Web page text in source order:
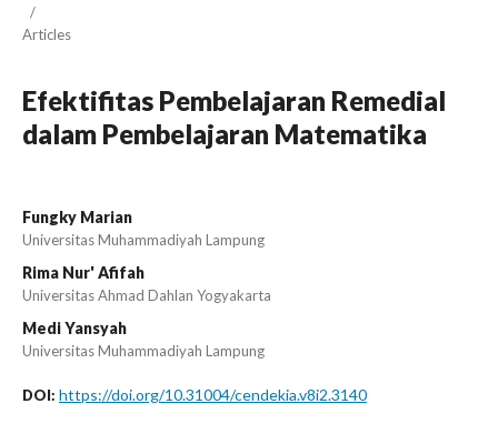
/
Articles
Efektifitas Pembelajaran Remedial
dalam Pembelajaran Matematika
Fungky Marian
Universitas Muhammadiyah Lampung
Rima Nur' Afifah
Universitas Ahmad Dahlan Yogyakarta
Medi Yansyah
Universitas Muhammadiyah Lampung
DOI: https://doi.org/10.31004/cendekia.v8i2.3140